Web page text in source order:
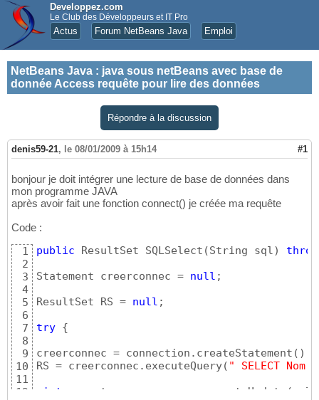
Developpez.com
Le Club des Développeurs et IT Pro
Actus Forum NetBeans Java Emploi
NetBeans Java : java sous netBeans avec base de
donnée Access requête pour lire des données
Répondre à la discussion
denis59-21, le 08/01/2009 à 15h14 #1
bonjour je doit intégrer une lecture de base de données dans
mon programme JAVA
après avoir fait une fonction connect() je créée ma requête
Code :
1
2
3
4
5
6
7
8
9
10
11
12
public ResultSet SQLSelect (String sql)
Statement creerconnec = null ;
ResultSet RS = null ;
try {
creerconnec = connection.createStatement ( )
RS = creerconnec.executeQuery( " SELECT
int
execut = creerconnec.executeUpdate ( sql